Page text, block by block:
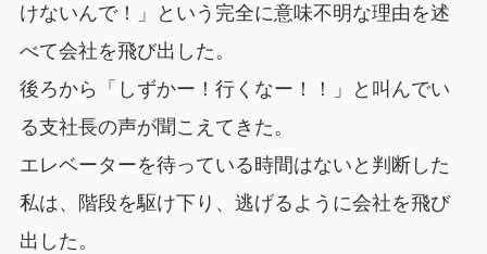
けないんで！」という完全に意味不明な理由を述
べて会社を飛び出した。
後ろから「しずかー！行くなー！！」と叫んでい
る支社長の声が聞こえてきた。
エレベーターを待っている時間はないと判断した
私は、階段を駆け下り、逃げるように会社を飛び
出した。